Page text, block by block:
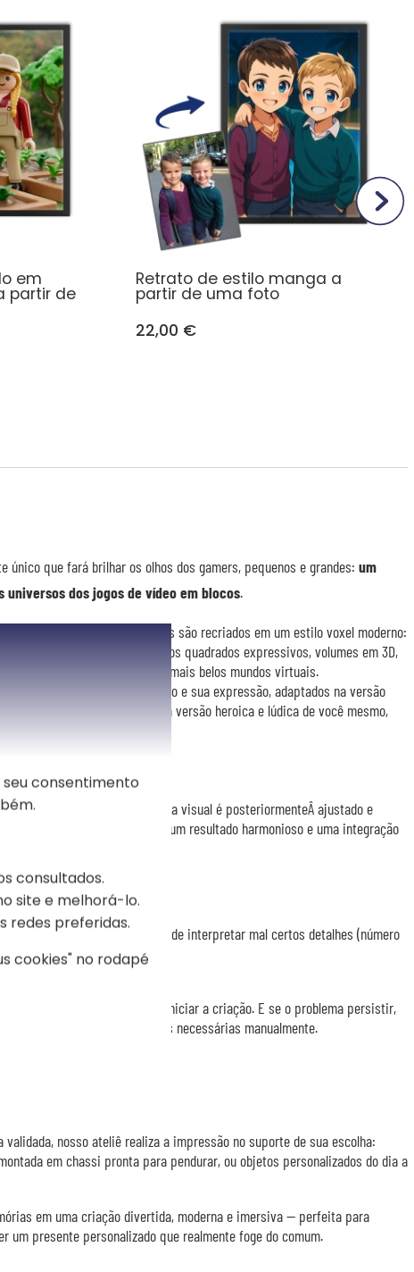
em
partir de
Retrato de estilo manga a
partir de uma foto
22,00 €
único que fará brilhar os olhos dos gamers, pequenos e grandes:um
dos jogos de vídeo em blocos.
artificial, os seus traços são recriados em um estilo voxel moderno:
pixelizadas detalhadas, olhos quadrados expressivos, volumes em 3D,
atmosfera imersiva digna dos mais belos mundos virtuais.
com suas roupas, seu penteado e sua expressão, adaptados na versão
O resultado? Uma versão heroica e lúdica de você mesmo,
transformação da sua foto. Cada visual é posteriormenteÂ ajustado e
designer gráfico para garantir um resultado harmonioso e uma integração
se mostrar imprevisível: pode interpretar mal certos detalhes (número
secundários…).
sua pré-visualização.
pode re-enviar sua foto e reiniciar a criação. E se o problema persistir,
pedido: faremos as correções necessárias manualmente.
nosso ateliê realiza a impressão no suporte de sua escolha:
em chassi pronta para pendurar, ou objetos personalizados do dia a
em uma criação divertida, moderna e imersiva — perfeita para
um presente personalizado que realmente foge do comum.
consentimento
consultados.
site e melhorá-lo.
redes preferidas.
cookies" no rodapé